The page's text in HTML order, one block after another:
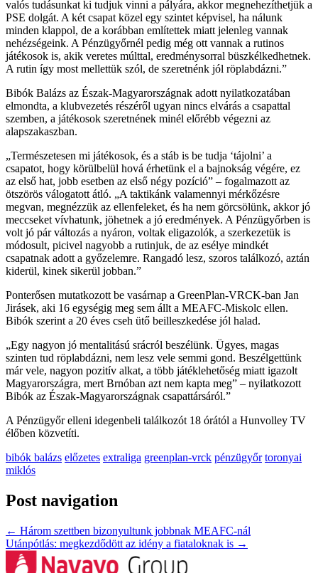
valós tudásunkat ki tudjuk vinni a pályára, akkor megnehezíthetjük a
PSE dolgát. A két csapat közel egy szintet képvisel, ha nálunk
minden klappol, de a korábban említettek miatt jelenleg vannak
nehézségeink. A Pénzügyőrnél pedig még ott vannak a rutinos
játékosok is, akik veretes múlttal, eredménysorral büszkélkedhetnek.
A rutin így most mellettük szól, de szeretnénk jól röplabdázni.”
Bibók Balázs az Észak-Magyarországnak adott nyilatkozatában
elmondta, a klubvezetés részéről ugyan nincs elvárás a csapattal
szemben, a játékosok szeretnének minél előrébb végezni az
alapszakaszban.
„Természetesen mi játékosok, és a stáb is be tudja ‘tájolni’ a
csapatot, hogy körülbelül hová érhetünk el a bajnokság végére, ez
az első hat, jobb esetben az első négy pozíció” – fogalmazott az
ötszörös válogatott átló. „A taktikánk valamennyi mérkőzésre
megvan, megnézzük az ellenfeleket, és ha nem görcsölünk, akkor jó
meccseket vívhatunk, jöhetnek a jó eredmények. A Pénzügyőrben is
volt jó pár változás a nyáron, voltak eligazolók, a szerkezetük is
módosult, picivel nagyobb a rutinjuk, de az esélye mindkét
csapatnak adott a győzelemre. Rangadó lesz, szoros találkozó, aztán
kiderül, kinek sikerül jobban.”
Ponterősen mutatkozott be vasárnap a GreenPlan-VRCK-ban Jan
Jirásek, aki 16 egységig meg sem állt a MEAFC-Miskolc ellen.
Bibók szerint a 20 éves cseh ütő beilleszkedése jól halad.
„Egy nagyon jó mentalitású srácról beszélünk. Ügyes, magas
szinten tud röplabdázni, nem lesz vele semmi gond. Beszélgettünk
már vele, nagyon pozitív alkat, a több játéklehetőség miatt igazolt
Magyarországra, mert Brnóban azt nem kapta meg” – nyilatkozott
Bibók az Észak-Magyarországnak csapattársáról.”
A Pénzügyőr elleni idegenbeli találkozót 18 órától a Hunvolley TV
élőben közvetíti.
bibók balázs előzetes extraliga greenplan-vrck pénzügyőr toronyai
miklós
Post navigation
← Három szettben bizonyultunk jobbnak MEAFC-nál
Utánpótlás: megkezdődött az idény a fiataloknak is →